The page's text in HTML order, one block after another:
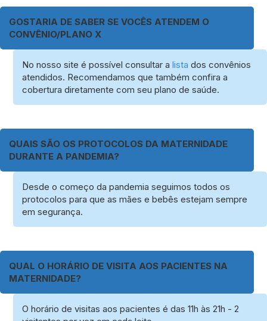
GOSTARIA DE SABER SE VOCÊS ATENDEM O
CONVÊNIO/PLANO X
No nosso site é possível consultar alista dos convênios
atendidos. Recomendamos que também confira a
cobertura diretamente com seu plano de saúde.
QUAIS SÃO OS PROTOCOLOS DA MATERNIDADE
DURANTE A PANDEMIA?
Desde o começo da pandemia seguimos todos os
protocolos para que as mães e bebês estejam sempre
em segurança.
QUAL O HORÁRIO DE VISITA AOS PACIENTES NA
MATERNIDADE?
O horário de visitas aos pacientes é das 11h às 21h - 2